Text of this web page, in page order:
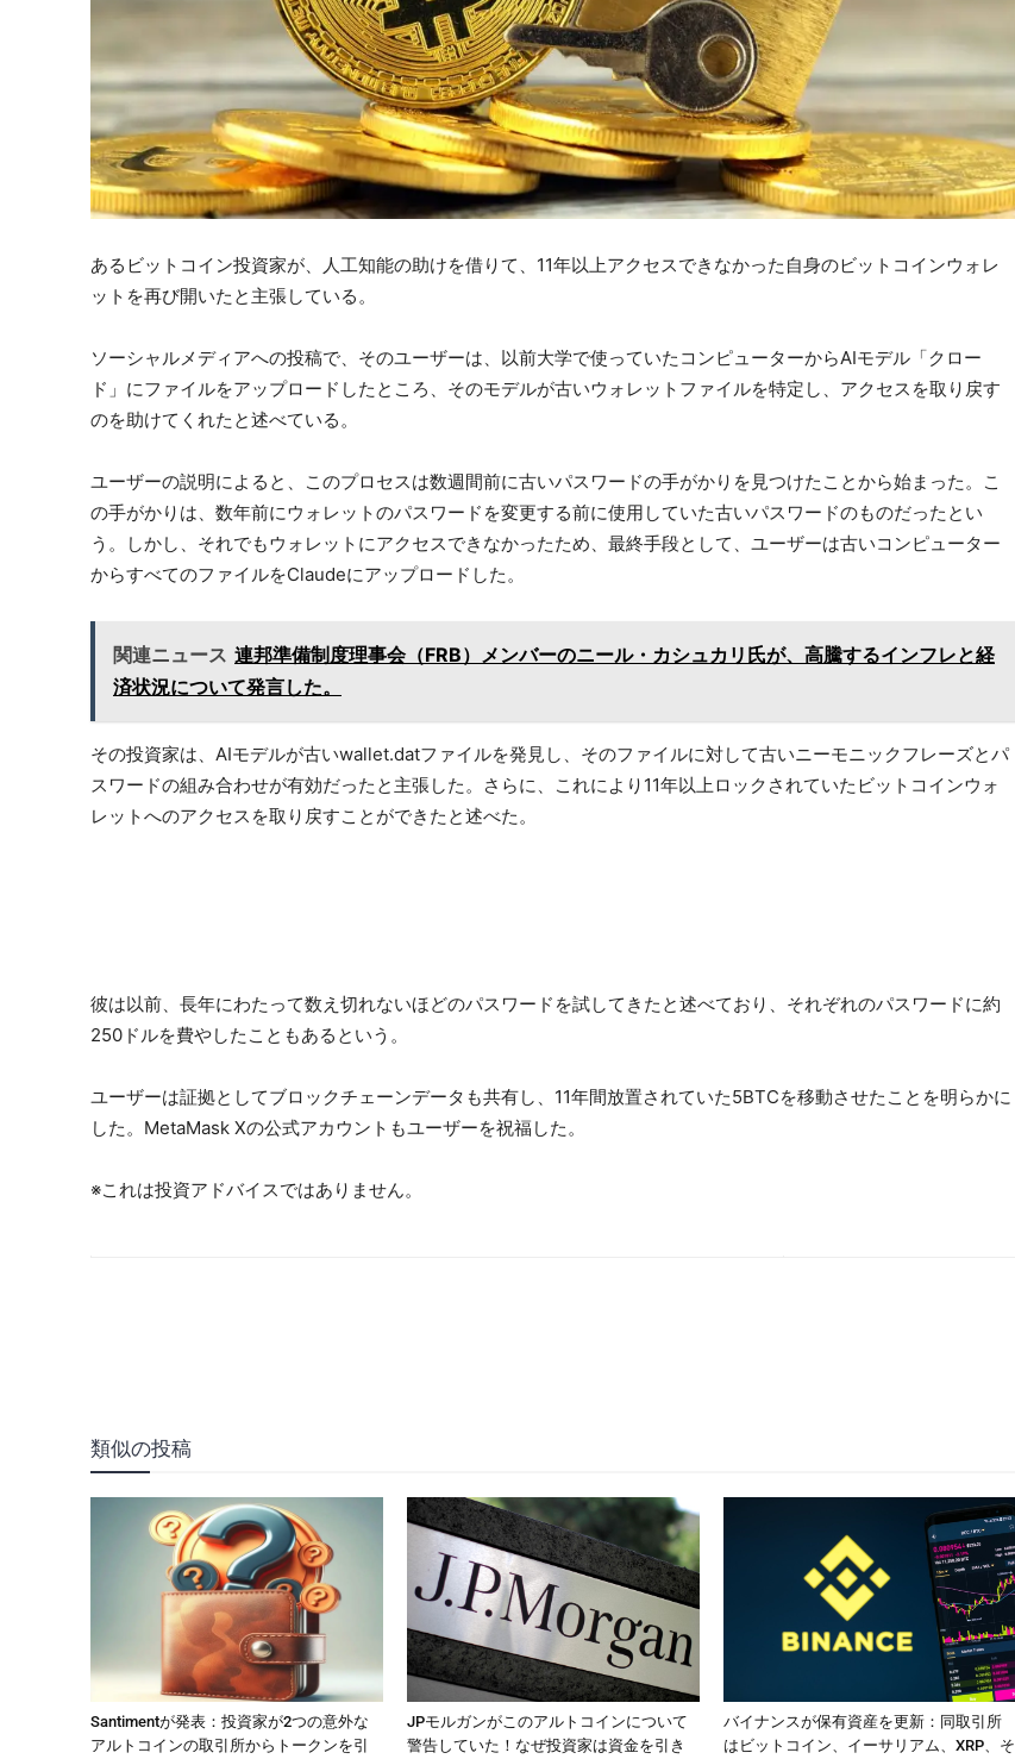
あるビットコイン投資家が、人工知能の助けを借りて、11年以上アクセスできなかった自身のビットコインウォレ
ットを再び開いたと主張している。
ソーシャルメディアへの投稿で、そのユーザーは、以前大学で使っていたコンピューターからAIモデル「クロー
ド」にファイルをアップロードしたところ、そのモデルが古いウォレットファイルを特定し、アクセスを取り戻す
のを助けてくれたと述べている。
ユーザーの説明によると、このプロセスは数週間前に古いパスワードの手がかりを見つけたことから始まった。こ
の手がかりは、数年前にウォレットのパスワードを変更する前に使用していた古いパスワードのものだったとい
う。しかし、それでもウォレットにアクセスできなかったため、最終手段として、ユーザーは古いコンピューター
からすべてのファイルをClaudeにアップロードした。
関連ニュース 連邦準備制度理事会（FRB）メンバーのニール・カシュカリ氏が、高騰するインフレと経
済状況について発言した。
その投資家は、AIモデルが古いwallet.datファイルを発見し、そのファイルに対して古いニーモニックフレーズとパ
スワードの組み合わせが有効だったと主張した。さらに、これにより11年以上ロックされていたビットコインウォ
レットへのアクセスを取り戻すことができたと述べた。
彼は以前、長年にわたって数え切れないほどのパスワードを試してきたと述べており、それぞれのパスワードに約
250ドルを費やしたこともあるという。
ユーザーは証拠としてブロックチェーンデータも共有し、11年間放置されていた5BTCを移動させたことを明らかに
した。MetaMask Xの公式アカウントもユーザーを祝福した。
※これは投資アドバイスではありません。
類似の投稿
Santimentが発表：投資家が2つの意外な
アルトコインの取引所からトークンを引
JPモルガンがこのアルトコインについて
警告していた！なぜ投資家は資金を引き
バイナンスが保有資産を更新：同取引所
はビットコイン、イーサリアム、XRP、そ